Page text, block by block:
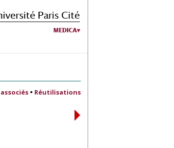
Paris Cité
MEDICA
• Réutilisations